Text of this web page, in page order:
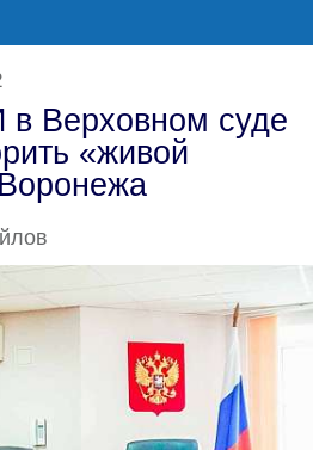
Верховном суде
«живой